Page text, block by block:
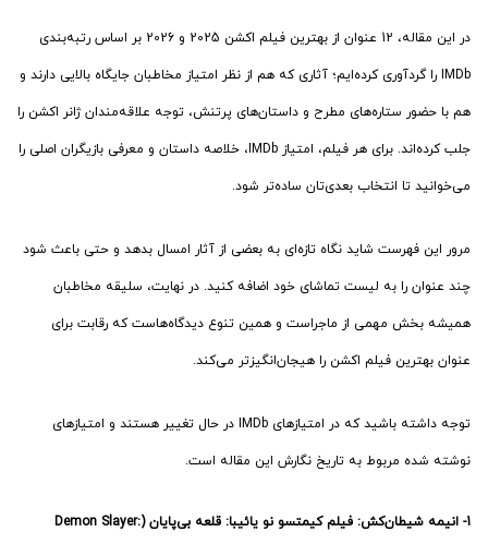
در این مقاله، 12 عنوان از بهترین فیلم اکشن 2025 و 2026 بر اساس رتبه‌بندی
IMDb را گردآوری کرده‌ایم؛ آثاری که هم از نظر امتیاز مخاطبان جایگاه بالایی دارند و
هم با حضور ستاره‌های مطرح و داستان‌های پرتنش، توجه علاقه‌مندان ژانر اکشن را
جلب کرده‌اند. برای هر فیلم، امتیاز IMDb، خلاصه داستان و معرفی بازیگران اصلی را
می‌خوانید تا انتخاب بعدی‌تان ساده‌تر شود.
مرور این فهرست شاید نگاه تازه‌ای به بعضی از آثار امسال بدهد و حتی باعث شود
چند عنوان را به لیست تماشای خود اضافه کنید. در نهایت، سلیقه مخاطبان
همیشه بخش مهمی از ماجراست و همین تنوع دیدگاه‌هاست که رقابت برای
عنوان بهترین فیلم اکشن را هیجان‌انگیزتر می‌کند.
توجه داشته باشید که در امتیازهای IMDb در حال تغییر هستند و امتیازهای
نوشته شده مربوط به تاریخ نگارش این مقاله است.
1- انیمه شیطان‌کش: فیلم کیمتسو نو یائیبا: قلعه بی‌پایان (Demon Slayer: